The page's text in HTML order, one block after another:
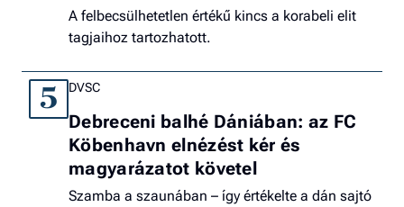
A felbecsülhetetlen értékű kincs a korabeli elit
tagjaihoz tartozhatott.
5 DVSC
Debreceni balhé Dániában: az FC
Köbenhavn elnézést kér és
magyarázatot követel
Szamba a szaunában – így értékelte a dán sajtó